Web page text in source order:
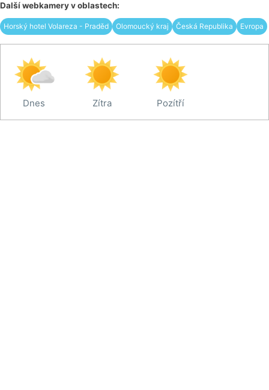
Další webkamery v oblastech:
Horský hotel Volareza - Praděd Olomoucký kraj Česká Republika Evropa
Dnes Zítra Pozítří